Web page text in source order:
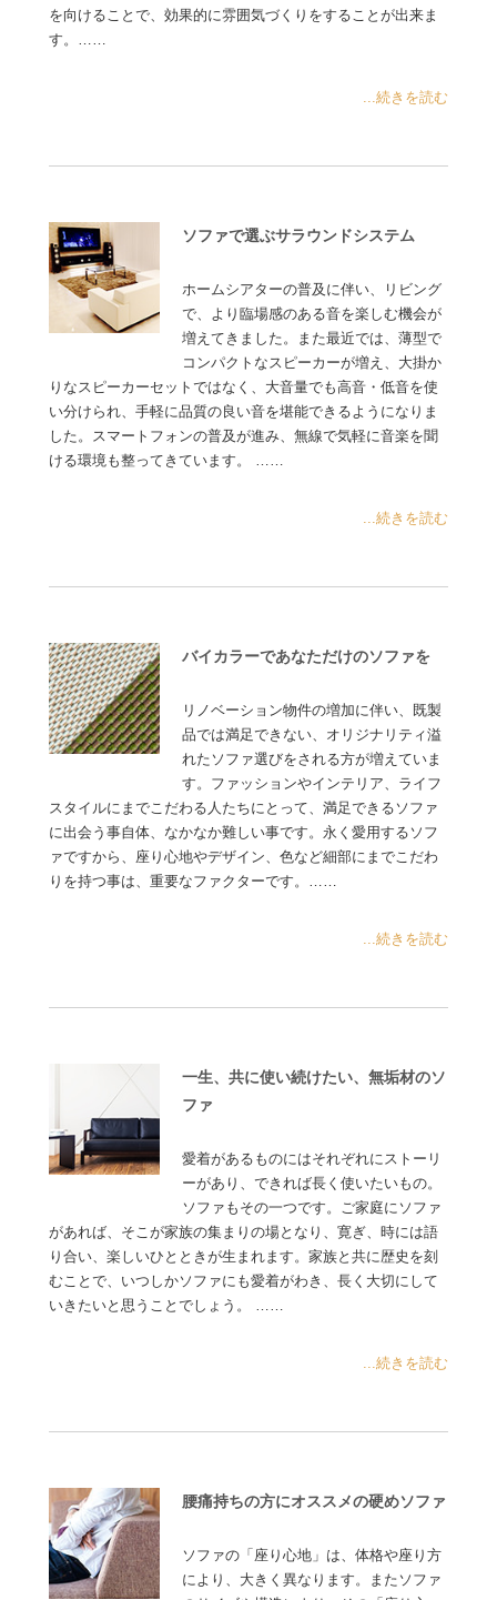
を向けることで、効果的に雰囲気づくりをすることが出来ま
す。……
...続きを読む
ソファで選ぶサラウンドシステム
ホームシアターの普及に伴い、リビング
で、より臨場感のある音を楽しむ機会が
増えてきました。また最近では、薄型で
コンパクトなスピーカーが増え、大掛か
りなスピーカーセットではなく、大音量でも高音・低音を使
い分けられ、手軽に品質の良い音を堪能できるようになりま
した。スマートフォンの普及が進み、無線で気軽に音楽を聞
ける環境も整ってきています。 ……
...続きを読む
バイカラーであなただけのソファを
リノベーション物件の増加に伴い、既製
品では満足できない、オリジナリティ溢
れたソファ選びをされる方が増えていま
す。ファッションやインテリア、ライフ
スタイルにまでこだわる人たちにとって、満足できるソファ
に出会う事自体、なかなか難しい事です。永く愛用するソフ
ァですから、座り心地やデザイン、色など細部にまでこだわ
りを持つ事は、重要なファクターです。……
...続きを読む
一生、共に使い続けたい、無垢材のソ
ファ
愛着があるものにはそれぞれにストーリ
ーがあり、できれば長く使いたいもの。
ソファもその一つです。ご家庭にソファ
があれば、そこが家族の集まりの場となり、寛ぎ、時には語
り合い、楽しいひとときが生まれます。家族と共に歴史を刻
むことで、いつしかソファにも愛着がわき、長く大切にして
いきたいと思うことでしょう。 ……
...続きを読む
腰痛持ちの方にオススメの硬めソファ
ソファの「座り心地」は、体格や座り方
により、大きく異なります。またソファ